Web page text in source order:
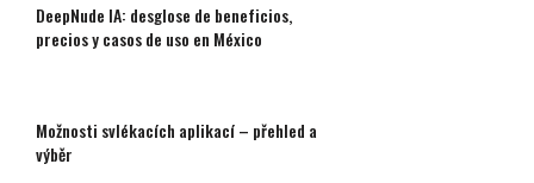
DeepNude IA: desglose de beneficios,
precios y casos de uso en México
Možnosti svlékacích aplikací – přehled a
výběr